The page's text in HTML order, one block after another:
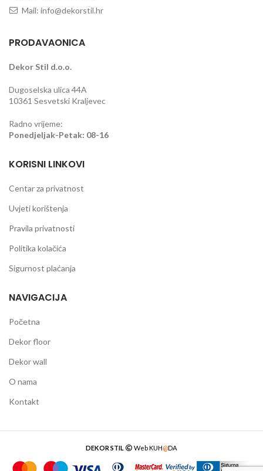
Mail: info@dekorstil.hr
PRODAVAONICA
Dekor Stil d.o.o.
Dugoselska ulica 44A
10361 Sesvetski Kraljevec
Radno vrijeme:
Ponedjeljak-Petak: 08-16
KORISNI LINKOVI
Centar za privatnost
Uvjeti korištenja
Pravila privatnosti
Politika kolačića
Sigurnost plaćanja
NAVIGACIJA
Početna
Dekor floor
Dekor wall
O nama
Kontakt
DEKOR STIL WebKUH@DA